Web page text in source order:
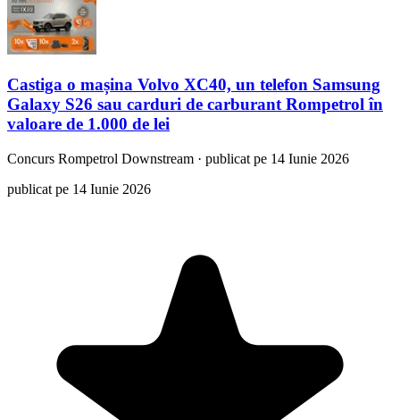
Castiga o mașina Volvo XC40, un telefon Samsung
Galaxy S26 sau carduri de carburant Rompetrol în
valoare de 1.000 de lei
Concurs Rompetrol Downstream · publicat pe 14 Iunie 2026
publicat pe 14 Iunie 2026